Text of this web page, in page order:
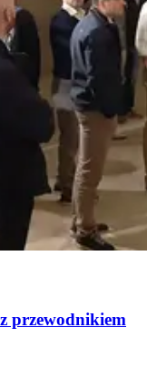
przewodnikiem